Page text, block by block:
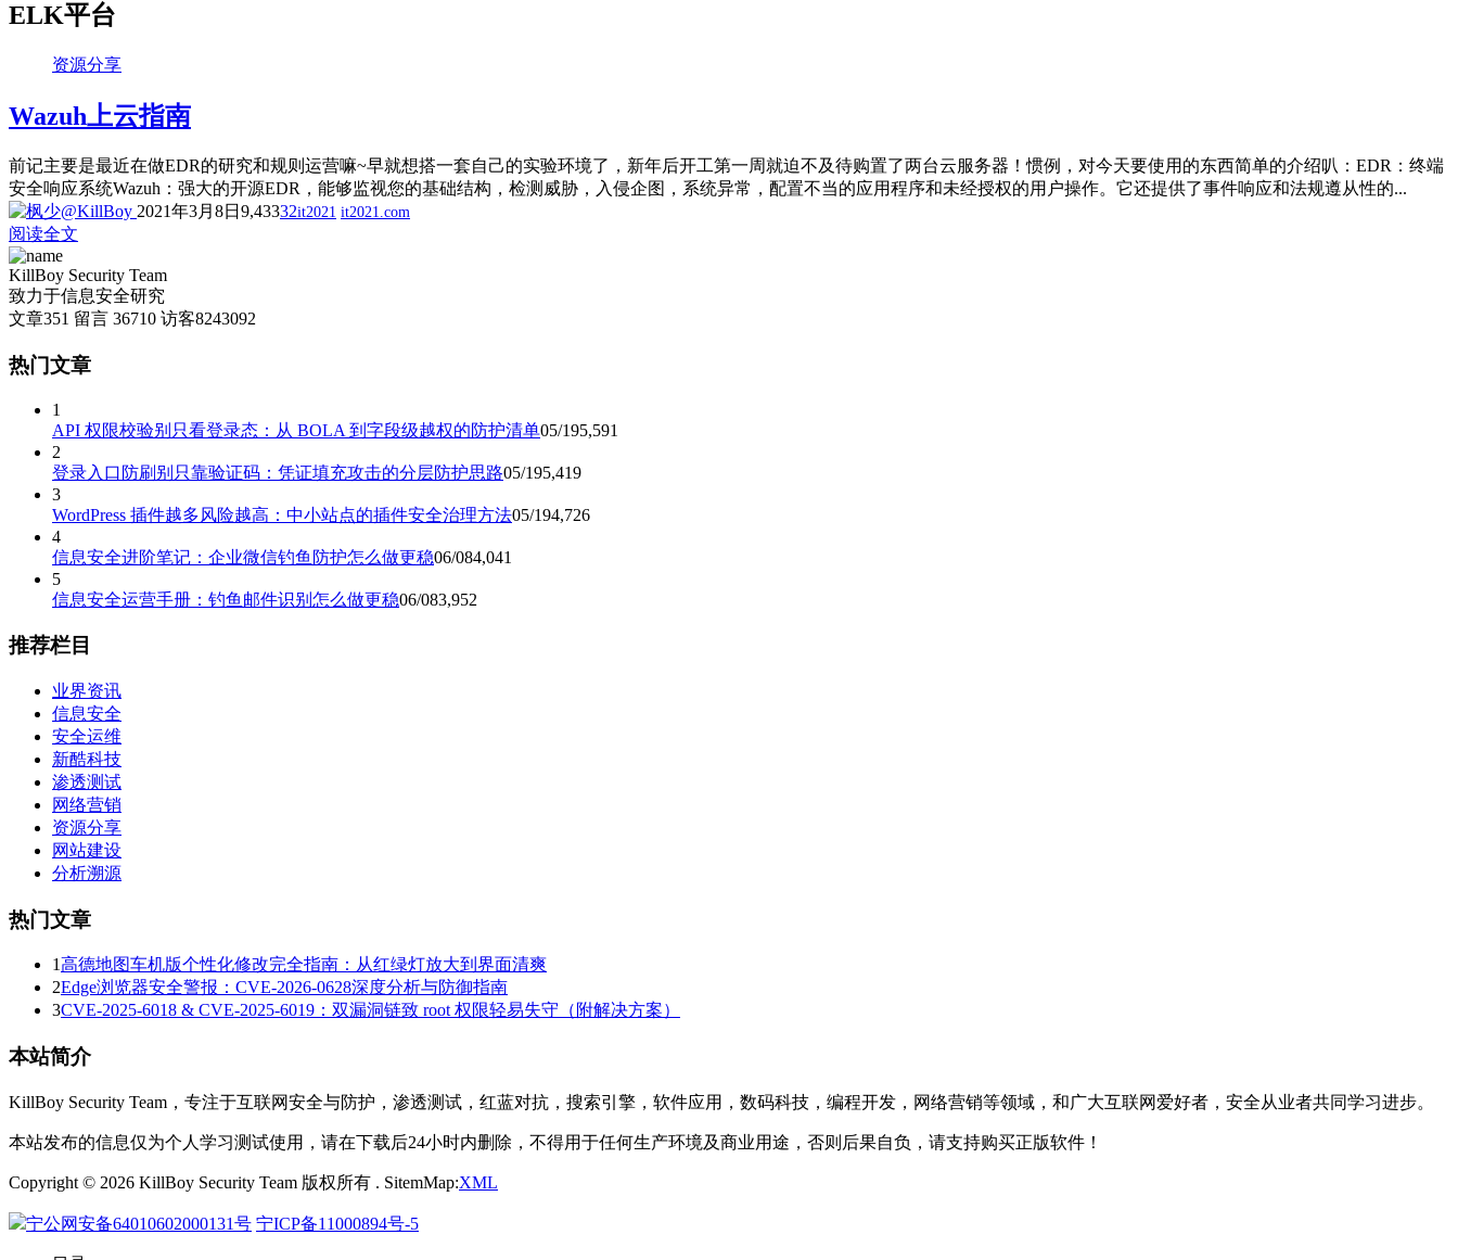
ELK平台
资源分享
Wazuh上云指南
前记主要是最近在做EDR的研究和规则运营嘛~早就想搭一套自己的实验环境了，新年后开工第一周就迫不及待购置了两台云服务器！惯例，对今天要使用的东西简单的介绍叭：EDR：终端
安全响应系统Wazuh：强大的开源EDR，能够监视您的基础结构，检测威胁，入侵企图，系统异常，配置不当的应用程序和未经授权的用户操作。它还提供了事件响应和法规遵从性的...
2021年3月8日 9,43332it2021 it2021.com
阅读全文
KillBoy Security Team
致力于信息安全研究
文章351 留言 36710 访客8243092
热门文章
1
API 权限校验别只看登录态：从 BOLA 到字段级越权的防护清单05/195,591
2
登录入口防刷别只靠验证码：凭证填充攻击的分层防护思路05/195,419
3
WordPress 插件越多风险越高：中小站点的插件安全治理方法05/194,726
4
信息安全进阶笔记：企业微信钓鱼防护怎么做更稳06/084,041
5
信息安全运营手册：钓鱼邮件识别怎么做更稳06/083,952
推荐栏目
业界资讯
信息安全
安全运维
新酷科技
渗透测试
网络营销
资源分享
网站建设
分析溯源
热门文章
1高德地图车机版个性化修改完全指南：从红绿灯放大到界面清爽
2Edge浏览器安全警报：CVE-2026-0628深度分析与防御指南
3CVE-2025-6018 & CVE-2025-6019：双漏洞链致 root 权限轻易失守（附解决方案）
本站简介
KillBoy Security Team，专注于互联网安全与防护，渗透测试，红蓝对抗，搜索引擎，软件应用，数码科技，编程开发，网络营销等领域，和广大互联网爱好者，安全从业者共同学习进步。
本站发布的信息仅为个人学习测试使用，请在下载后24小时内删除，不得用于任何生产环境及商业用途，否则后果自负，请支持购买正版软件！
Copyright © 2026 KillBoy Security Team 版权所有 . SitemMap:XML
宁公网安备64010602000131号 宁ICP备11000894号-5